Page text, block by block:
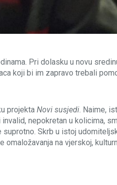
Pri dolasku u novu
koji bi im zapravo trebali
projektaNovi susjedi. Naime,
nepokretan u kolicima,
Skrb u istoj
na vjerskoj,